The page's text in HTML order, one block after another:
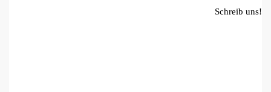
Schreib uns!